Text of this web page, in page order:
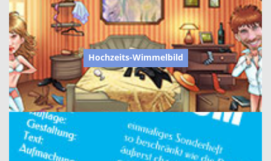
Hochzeits-Wimmelbild